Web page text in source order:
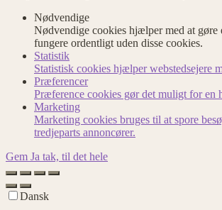
Nødvendige
Nødvendige cookies hjælper med at gøre
fungere ordentligt uden disse cookies.
Statistik
Statistisk cookies hjælper webstedsejere
Præferencer
Præference cookies gør det muligt for en
Marketing
Marketing cookies bruges til at spore
tredjeparts annoncører.
Gem Ja tak, til det hele
Dansk